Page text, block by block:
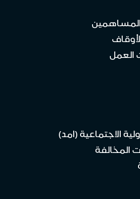
المساهمين
العمل
الاجتماعية (امد)
المخالفة